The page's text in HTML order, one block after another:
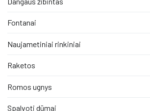
Fontanai
Naujametiniai rinkiniai
Raketos
Romos ugnys
Spalvoti dūmai